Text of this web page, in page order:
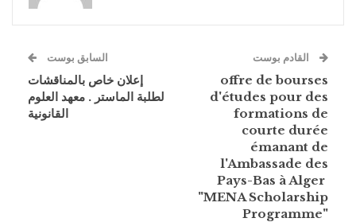
السابق بوست
إعلان خاص بالمناقشات
لطلبة الماستر . معهد العلوم
القانونية
offre de bourses
d'études pour des
formations de
courte durée
émanant de
l'Ambassade des
Pays-Bas à Alger
"MENA Scholarship
Programme"